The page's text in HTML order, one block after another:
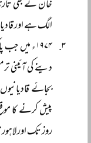
خان نے بھی
الگ ہے اور
۱۹۷۴ء میں
دینے کی آئینی
بجائے
پیش کرنے کا
روز تک اور